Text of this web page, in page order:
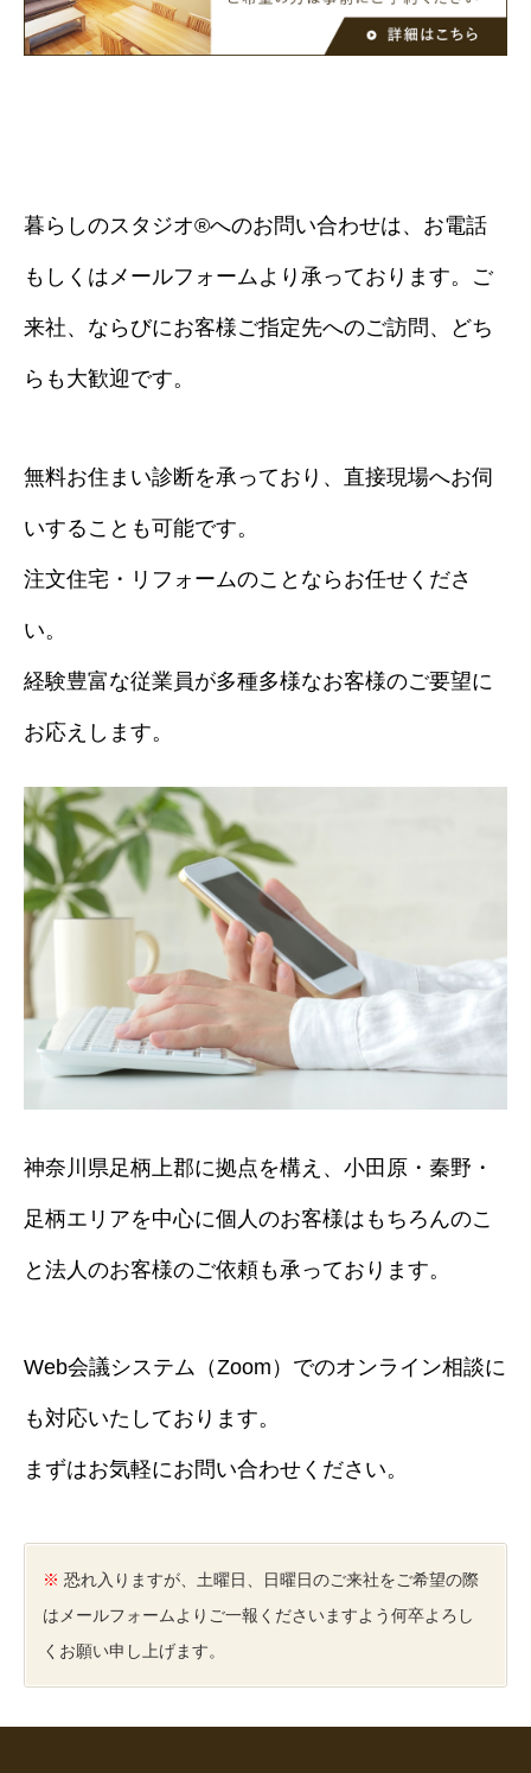
暮らしのスタジオ®へのお問い合わせは、お電話
もしくはメールフォームより承っております。ご
来社、ならびにお客様ご指定先へのご訪問、どち
らも大歓迎です。
無料お住まい診断を承っており、直接現場へお伺
いすることも可能です。
注文住宅・リフォームのことならお任せくださ
い。
経験豊富な従業員が多種多様なお客様のご要望に
お応えします。
神奈川県足柄上郡に拠点を構え、小田原・秦野・
足柄エリアを中心に個人のお客様はもちろんのこ
と法人のお客様のご依頼も承っております。
Web会議システム（Zoom）でのオンライン相談に
も対応いたしております。
まずはお気軽にお問い合わせください。
※ 恐れ入りますが、土曜日、日曜日のご来社をご希望の際
はメールフォームよりご一報くださいますよう何卒よろし
くお願い申し上げます。